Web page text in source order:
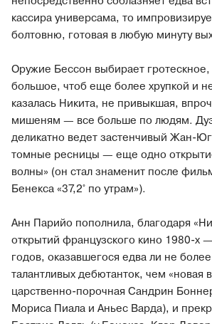
кассира универсама, то
болтовню, готовая в любую минуту
Оружие Бессон выбирает
большое, чтоб еще более хрупкой и
казалась Никита, не привыкшая,
мишеням — все больше по людям.
деликатно ведет застенчивый Жан-
томные ресницы — еще одно
волны» (он стал знаменит после
Бенекса «37,2° по утрам»).
Анн Парийо пополнила, благодаря
открытий французского кино 1980-х
годов, оказавшегося едва ли не
талантливых дебютанток, чем «новая
царственно-порочная Сандрин
Мориса Пиала и Аньес Варда), и